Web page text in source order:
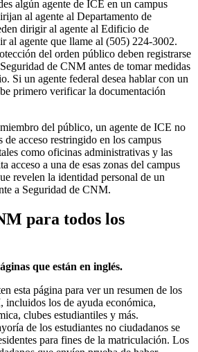
algún agente de ICE en un campus
al agente al Departamento de
dirigir al agente al Edificio de
al agente que llame al (505) 224-3002.
del orden público deben registrarse
de CNM antes de tomar medidas
Si un agente federal desea hablar con un
primero verificar la documentación
del público, un agente de ICE no
de acceso restringido en los campus
como oficinas administrativas y las
acceso a una de esas zonas del campus
revelen la identidad personal de un
a Seguridad de CNM.
para todos los
que están en inglés.
esta página para ver un resumen de los
incluidos los de ayuda económica,
clubes estudiantiles y más.
de los estudiantes no ciudadanos se
para fines de la matriculación. Los